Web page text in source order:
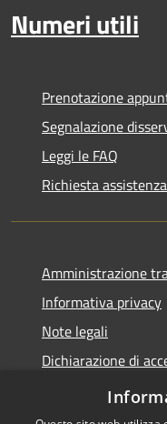
Numeri utili
Prenotazione
Segnalazione
Leggi le FAQ
Richiesta assistenza
Amministrazione
Informativa privacy
Note legali
Dichiarazione di
Whistleblowing